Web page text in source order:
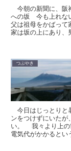
今朝の新聞に、阪
への坂 今も上れな
父は祖母をかばって
家は坂の上にあり、
つぶやき
今日はじっとりと
ンをつけずにいたが
い。 我々より上の
電気代がかかるとい